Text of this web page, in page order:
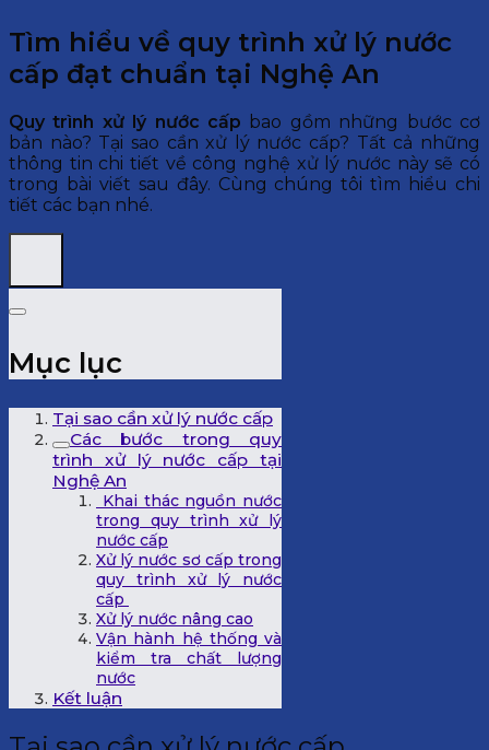
Tìm hiểu về quy trình xử lý nước
cấp đạt chuẩn tại Nghệ An
Quy trình xử lý nước cấp bao gồm những bước cơ
bản nào? Tại sao cần xử lý nước cấp? Tất cả những
thông tin chi tiết về công nghệ xử lý nước này sẽ có
trong bài viết sau đây. Cùng chúng tôi tìm hiểu chi
tiết các bạn nhé.
Mục lục
Tại sao cần xử lý nước cấp
Các bước trong quy
trình xử lý nước cấp tại
Nghệ An
Khai thác nguồn nước
trong quy trình xử lý
nước cấp
Xử lý nước sơ cấp trong
quy trình xử lý nước
cấp
Xử lý nước nâng cao
Vận hành hệ thống và
kiểm tra chất lượng
nước
Kết luận